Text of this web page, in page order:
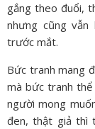
gắng theo đuổi,
nhưng cũng
trước mắt.
Bức tranh mang
mà bức tranh
người mong
đen, thật giả thì